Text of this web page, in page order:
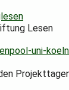
Lesen
uni-